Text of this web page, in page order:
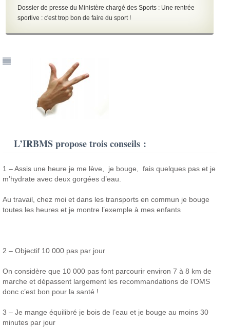
Dossier de presse du Ministère chargé des Sports : Une rentrée
sportive : c'est trop bon de faire du sport !
L’IRBMS propose trois conseils :
1 – Assis une heure je me lève, je bouge, fais quelques pas et je
m’hydrate avec deux gorgées d’eau.
Au travail, chez moi et dans les transports en commun je bouge
toutes les heures et je montre l’exemple à mes enfants
2–Objectif 10 000 pas par jour
On considère que 10 000 pas font parcourir environ 7 à 8 km de
marche et dépassent largement les recommandations de l’OMS
donc c’est bon pour la santé !
3 – Je mange équilibré je bois de l’eau et je bouge au moins 30
minutes par jour